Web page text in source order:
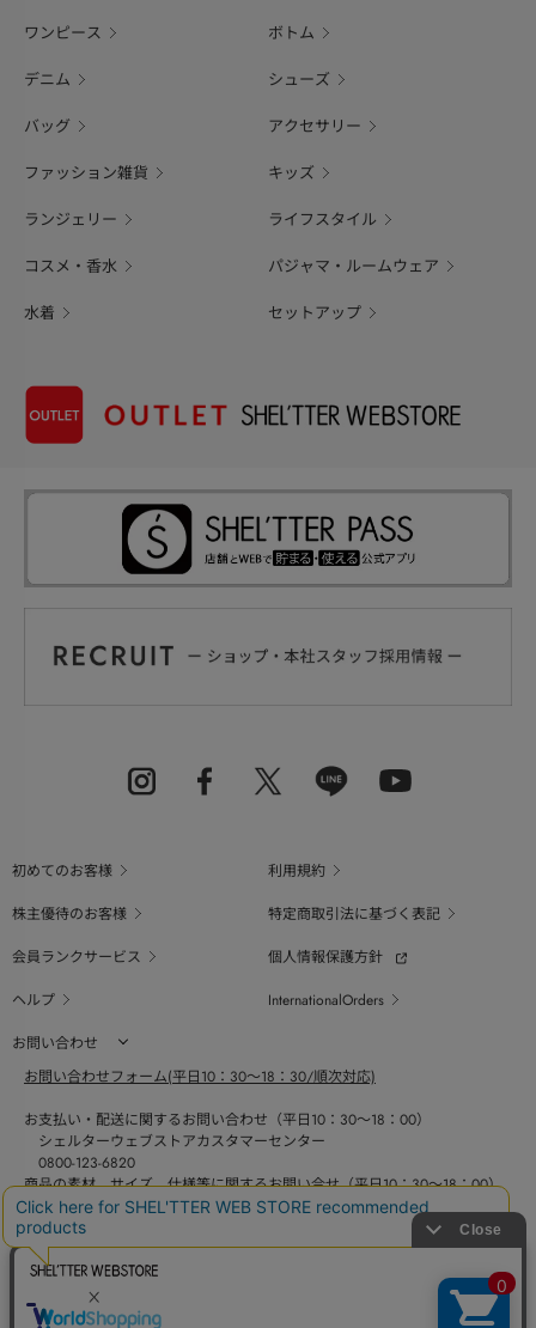
ワンピース ボトム
デニム シューズ
バッグ アクセサリー
ファッション雑貨 キッズ
ランジェリー ライフスタイル
コスメ・香水 パジャマ・ルームウェア
水着 セットアップ
初めてのお客様
利用規約
株主優待のお客様
特定商取引法に基づく表記
会員ランクサービス
個人情報保護方針
ヘルプ
InternationalOrders
お問い合わせ
お問い合わせフォーム(平日10：30～18：30/順次対応)
お支払い・配送に関するお問い合わせ（平日10：30～18：00）
シェルターウェブストアカスタマーセンター
0800-123-6820
商品の素材、サイズ、仕様等に関するお問い合せ（平日10：30～18：00）
バロックジャパンリミテッドコールセンター
03-6730-9191
BAROQUE JAPAN LIMITED